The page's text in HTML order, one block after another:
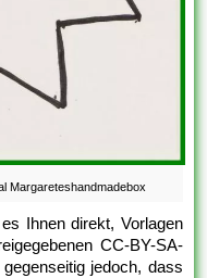
Margareteshandmadebox
Ihnen direkt, Vorlagen
CC-BY-SA-
jedoch, dass